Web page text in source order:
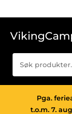
rett
innholdet
Pga.
t.o.m. 7.